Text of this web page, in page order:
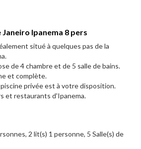
Ipanema 8 pers
situé à quelques pas de la
de 4 chambre et de 5 salle de bains.
et complète.
privée est à votre disposition.
et restaurants d'Ipanema.
2 lit(s) 1 personne, 5 Salle(s) de